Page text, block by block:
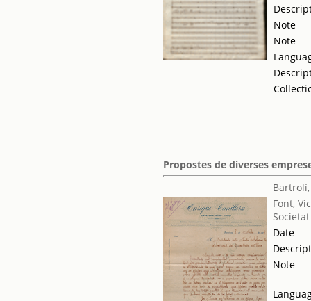
Note
Note
Propostes de diverses
Bartrolí,
Font,
Date
Note